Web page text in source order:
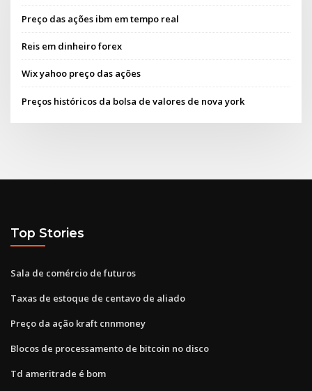
Preço das ações ibm em tempo real
Reis em dinheiro forex
Wix yahoo preço das ações
Preços históricos da bolsa de valores de nova york
Top Stories
Sala de comércio de futuros
Taxas de estoque de centavo de aliado
Preço da ação kraft cnnmoney
Blocos de processamento de bitcoin no disco
Td ameritrade é bom